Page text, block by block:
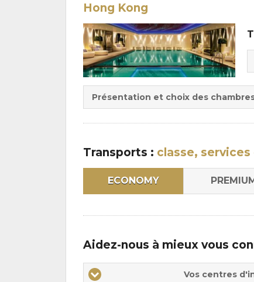
Hong Kong
:
:
Présentation et choix des
Transports : classe,
ECONOMY PREMIUM
Aidez-nous à mieux vous
Vos
Vos centres